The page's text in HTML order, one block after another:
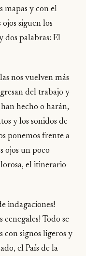
mapas y con el
siguen los
dos palabras: El
nos vuelven más
del trabajo y
hecho o harán,
y los sonidos de
ponemos frente a
ojos un poco
el itinerario
indagaciones!
Todo se
con signos ligeros y
el País de la